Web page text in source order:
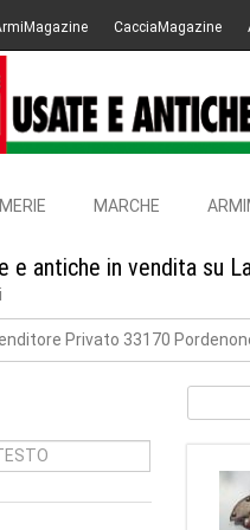
CacciaMagazine
MARCHE
e antiche in vendita su
Privato 33170